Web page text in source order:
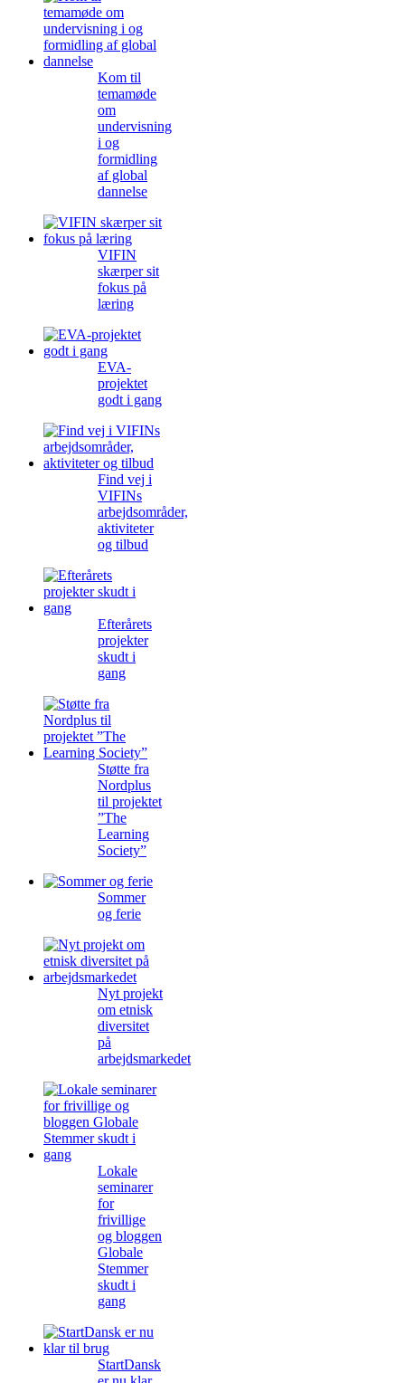
Kom til
temamøde
om
undervisning
i og
formidling
af global
dannelse
VIFIN
skærper sit
fokus på
læring
EVA-
projektet
godt i gang
Find vej i
VIFINs
arbejdsområder,
aktiviteter
og tilbud
Efterårets
projekter
skudt i
gang
Støtte fra
Nordplus
til projektet
”The
Learning
Society”
Sommer
og ferie
Nyt projekt
om etnisk
diversitet
på
arbejdsmarkedet
Lokale
seminarer
for
frivillige
og bloggen
Globale
Stemmer
skudt i
gang
StartDansk